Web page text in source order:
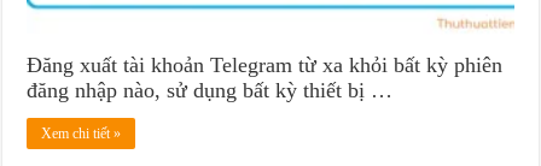
Đăng xuất tài khoản Telegram từ xa khỏi bất kỳ phiên
đăng nhập nào, sử dụng bất kỳ thiết bị …
Xem chi tiết »